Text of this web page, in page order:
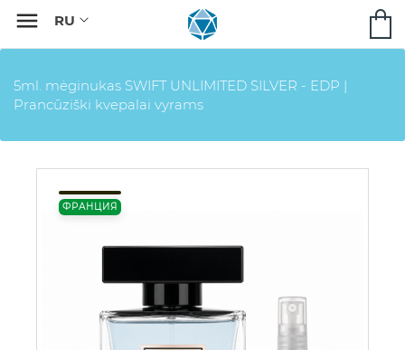

5ml. mėginukas SWIFT UNLIMITED SILVER - EDP |
Prancūziški kvepalai vyrams
ФРАНЦИЯ